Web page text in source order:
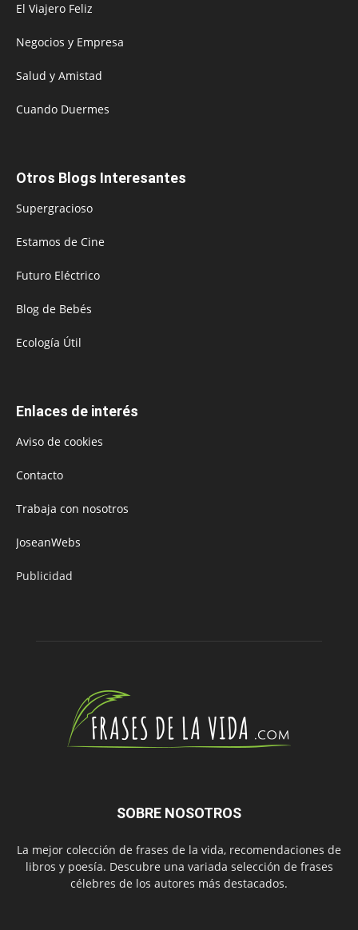
El Viajero Feliz
Negocios y Empresa
Salud y Amistad
Cuando Duermes
Otros Blogs Interesantes
Supergracioso
Estamos de Cine
Futuro Eléctrico
Blog de Bebés
Ecología Útil
Enlaces de interés
Aviso de cookies
Contacto
Trabaja con nosotros
JoseanWebs
Publicidad
SOBRE NOSOTROS
La mejor colección de frases de la vida, recomendaciones de
libros y poesía. Descubre una variada selección de frases
célebres de los autores más destacados.